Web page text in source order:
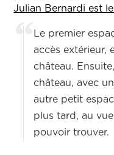
Julian Bernardi est
Le premier
accès extérieur,
château.
château, avec
autre petit
plus tard, au
pouvoir trouver.